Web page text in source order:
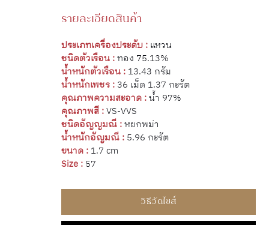
รายละเอียดสินค้า
ประเภทเครื่องประดับ : แหวน
ชนิดตัวเรือน :ทอง 75.13%
น้ำหนักตัวเรือน : 13.43 กรัม
น้ำหนักเพชร : 36 เม็ด 1.37 กะรัต
คุณภาพความสะอาด :น้ำ 97%
คุณภาพสี :VS-VVS
ชนิดอัญญมณี :หยกพม่า
น้ำหนักอัญมณี : 5.96 กะรัต
ขนาด : 1.7 cm
Size : 57
วิธีวัดไซส์